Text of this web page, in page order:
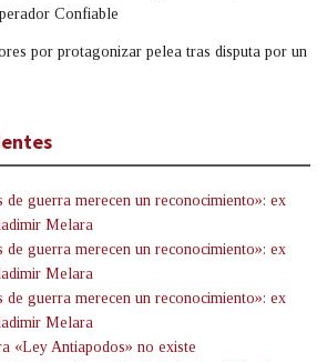
Confiable
por protagonizar pelea tras disputa por un
de guerra merecen un reconocimiento»: ex
Melara
de guerra merecen un reconocimiento»: ex
Melara
de guerra merecen un reconocimiento»: ex
Melara
«Ley Antiapodos» no existe